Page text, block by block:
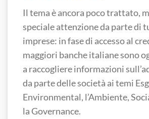
Il tema è ancora poco trattato,
speciale attenzione da parte di
imprese: in fase di accesso al
maggiori banche italiane sono
a raccogliere informazioni
da parte delle società ai temi
Environmental, l’Ambiente,
la Governance.